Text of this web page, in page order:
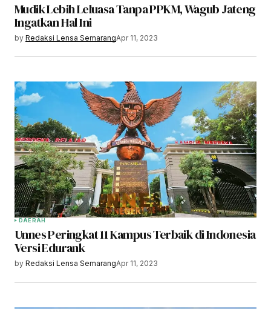
Mudik Lebih Leluasa Tanpa PPKM, Wagub Jateng
Ingatkan Hal Ini
by Redaksi Lensa SemarangApr 11, 2023
DAERAH
Unnes Peringkat 11 Kampus Terbaik di Indonesia
Versi Edurank
by Redaksi Lensa SemarangApr 11, 2023